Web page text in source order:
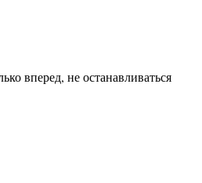
вперед, не останавливаться